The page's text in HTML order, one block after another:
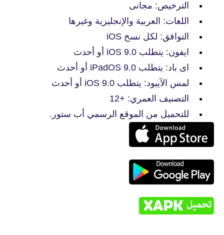
الترخيص: مجانى
اللغات: العربية والإنجليزية وغيرها
التوافق: لكل نسخ iOS
ايفون: يتطلب iOS 9.0 أو أحدث
اى باد: يتطلب iPadOS 9.0 أو أحدث
لمس الآيبود: يتطلب iOS 9.0 أو أحدث
التصنيف العمري: +12
للتحميل من الموقع الرسمي أب ستور.